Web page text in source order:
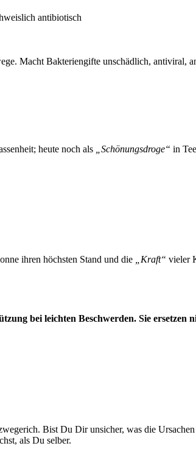
antibiotisch
Macht Bakteriengifte unschädlich, antiviral,
heute noch als
„Schönungsdroge“ in
ihren höchsten Stand und die „Kraft“ vieler
bei leichten Beschwerden. Sie ersetzen
Bist Du Dir unsicher, was die
als Du selber.